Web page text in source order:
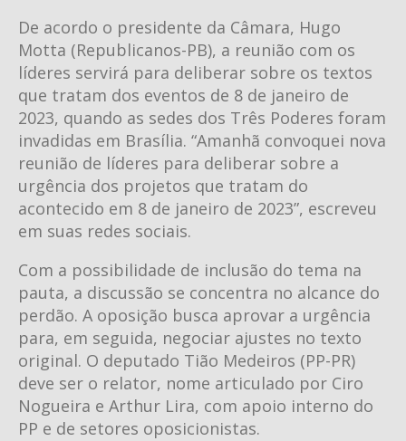
De acordo o presidente da Câmara, Hugo
Motta (Republicanos-PB), a reunião com os
líderes servirá para deliberar sobre os textos
que tratam dos eventos de 8 de janeiro de
2023, quando as sedes dos Três Poderes foram
invadidas em Brasília. “Amanhã convoquei nova
reunião de líderes para deliberar sobre a
urgência dos projetos que tratam do
acontecido em 8 de janeiro de 2023”, escreveu
em suas redes sociais.
Com a possibilidade de inclusão do tema na
pauta, a discussão se concentra no alcance do
perdão. A oposição busca aprovar a urgência
para, em seguida, negociar ajustes no texto
original. O deputado Tião Medeiros (PP-PR)
deve ser o relator, nome articulado por Ciro
Nogueira e Arthur Lira, com apoio interno do
PP e de setores oposicionistas.